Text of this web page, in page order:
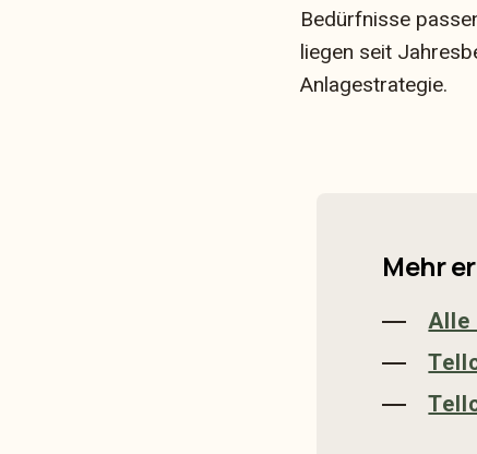
Bedürfnisse
liegen seit
Anlagestrategie.
Mehr
Alle